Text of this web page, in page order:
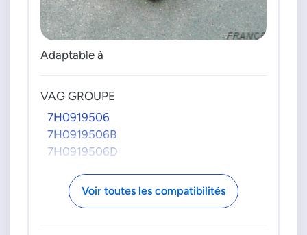
Adaptable à
VAG GROUPE
7H0919506
7H0919506B
7H0919506D
Voir toutes les compatibilités